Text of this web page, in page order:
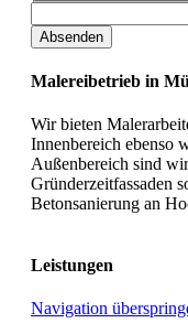
Absenden
Malereibetrieb in
Wir bieten
Innenbereich ebenso
Außenbereich sind
Gründerzeitfassaden
Betonsanierung an
Leistungen
Navigation